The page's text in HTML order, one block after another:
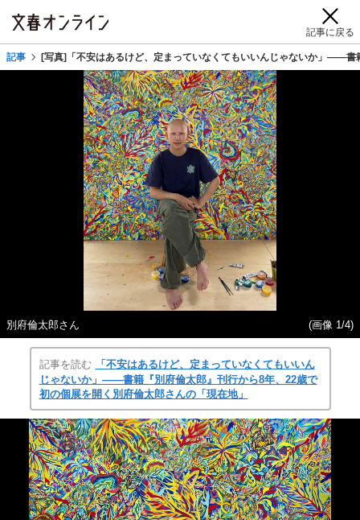
記事に戻る
記事 [写真]「不安はあるけど、定まっていなくてもいいんじゃないか」――
別府倫太郎さん (画像 1/4)
記事を読む
「不安はあるけど、定まっていなくてもいいん
じゃないか」――書籍『別府倫太郎』刊行から8年、22歳で
初の個展を開く別府倫太郎さんの「現在地」